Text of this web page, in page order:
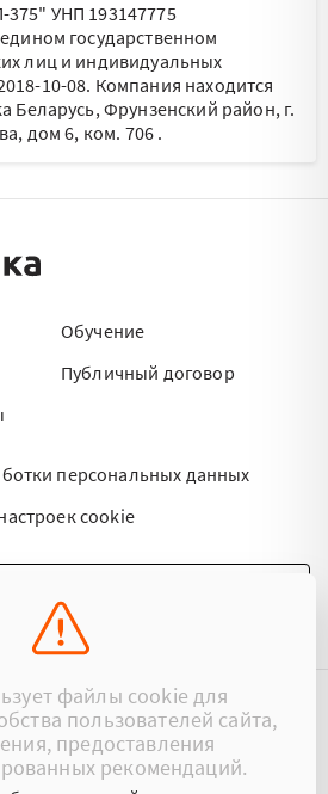
УНП 193147775
государственном
лиц и индивидуальных
10-08. Компания находится
Беларусь, Фрунзенский район, г.
дом 6, ком. 706 .
Обучение
Публичный договор
персональных данных
cookie
ПИСЬМО
Все права защищены.
383-17 ООО «Картотека»
файлы cookie для
пользователей сайта,
предоставления
рекомендаций.